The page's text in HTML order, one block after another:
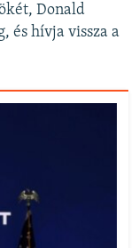
Donald
és hívja vissza a